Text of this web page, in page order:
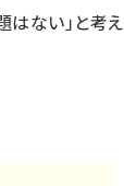
はない」と考え